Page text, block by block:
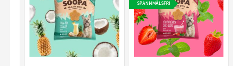
SPANNMÅLSFRI